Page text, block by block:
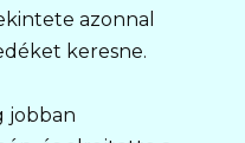
azonnal
keresne.
jobban